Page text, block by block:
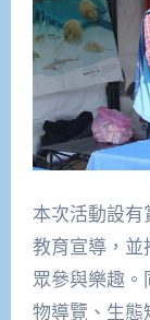
本次活動設
教育宣導，並
眾參與樂趣。
物導覽、生態